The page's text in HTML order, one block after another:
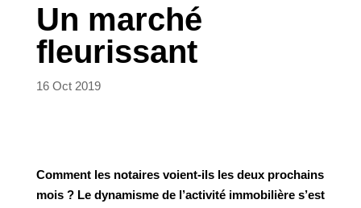
Un marché
fleurissant
16 Oct 2019
Comment les notaires voient-ils les deux prochains
mois ? Le dynamisme de l’activité immobilière s’est